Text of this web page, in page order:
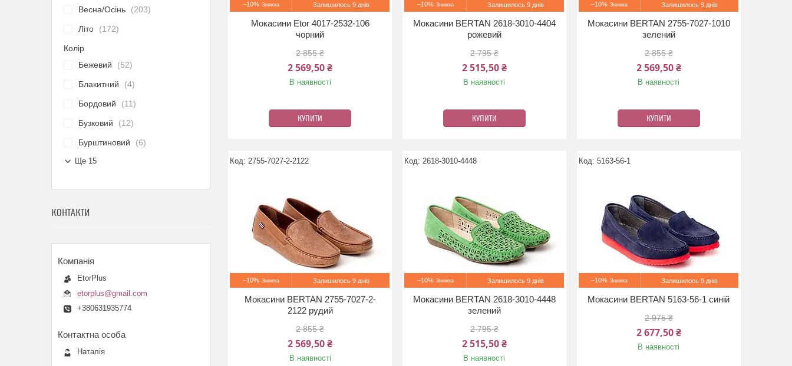
–10% Залишилось 9 днів
Мокасини Etor 4017-2532-106
чорний
2 855 ₴
2 569,50 ₴
В наявності
КУПИТИ
–10% Залишилось 9 днів
Мокасини BERTAN 2618-3010-4404
рожевий
2 795 ₴
2 515,50 ₴
В наявності
КУПИТИ
–10% Залишилось 9 днів
Мокасини BERTAN 2755-7027-1010
зелений
2 855 ₴
2 569,50 ₴
В наявності
КУПИТИ
2755-7027-2-2122
–10% Залишилось 9 днів
Мокасини BERTAN 2755-7027-2-
2122 рудий
2 855 ₴
2 569,50 ₴
В наявності
2618-3010-4448
–10% Залишилось 9 днів
Мокасини BERTAN 2618-3010-4448
зелений
2 795 ₴
2 515,50 ₴
В наявності
5163-56-1
–10% Залишилось 9 днів
Мокасини BERTAN 5163-56-1 синій
2 975 ₴
2 677,50 ₴
В наявності
Весна/Осінь
203
Літо 172
Колір
Бежевий
52
Блакитний 4
Бордовий 11
Бузковий 12
Бурштиновий 6
Ще 15
КОНТАКТИ
EtorPlus
etorplus@gmail.com
+380631935774
Наталія